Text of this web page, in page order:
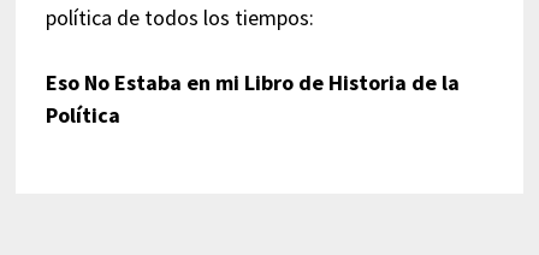
política de todos los tiempos:
Eso No Estaba en mi Libro de Historia de la
Política